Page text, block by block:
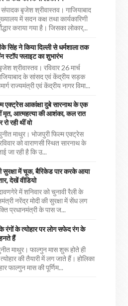
संपादक बृजेश श्रीवास्तव। गाजियाबाद
में सदन कक्ष तथा कार्यकारिणी
कराया गया है। जिसका लोकार्...
सिंह ने किया दिल्ली से धर्मशाला तक
स्टॉप फ्लाइट का शुभारंभ
श्रीवास्तव। रविवार 26 मार्च
के सांसद एवं केंद्रीय सड़क
राज्यमंत्री एवं केंद्रीय नागर विमा...
एक्ट्रेस आकांक्षा दुबे सारनाथ के एक
मृत, आत्महत्या की आशंका, कल रात
रो रही थीं वो
माथुर। भोजपुरी फिल्म एक्ट्रेस
को वाराणसी स्थित सारनाथ के
जा रही है कि उ...
सुरक्षा में चूक, बैरिकेड पार करके आया
देखें वीडियो
में शनिवार को चुनावी रैली के
नरेंद्र मोदी की सुरक्षा में सेंध लग
प्रधानमंत्री के पास ज...
रंगों के त्योहार पर लोग सफेद रंग के
हैं
माथुर। फाल्गुन मास शुरू होते ही
की तैयारी में लग जाते हैं। होलिका
फाल्गुन मास की पूर्णिम...